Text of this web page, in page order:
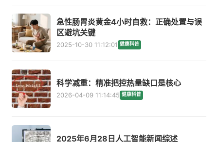
急性肠胃炎黄金4小时自救：正确处置与误
区避坑关键
2025-10-30 11:12:01 健康科普
科学减重：精准把控热量缺口是核心
2026-04-09 11:14:45 健康科普
2025年6月28日人工智能新闻综述